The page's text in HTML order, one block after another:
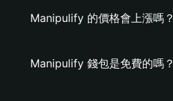
Manipulify 的價格會上漲嗎？
Manipulify 錢包是免費的嗎？